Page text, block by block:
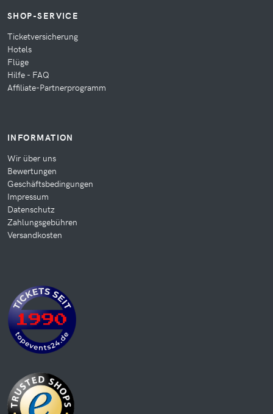
SHOP-SERVICE
Ticketversicherung
Hotels
Flüge
Hilfe - FAQ
Affiliate-Partnerprogramm
INFORMATION
Wir über uns
Bewertungen
Geschäftsbedingungen
Impressum
Datenschutz
Zahlungsgebühren
Versandkosten